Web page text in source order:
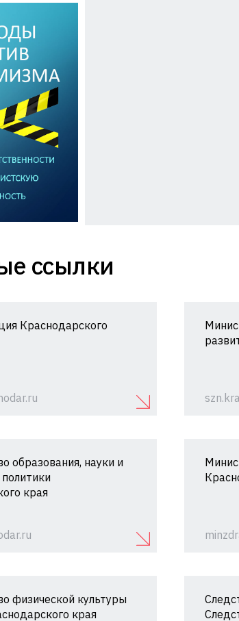
ссылки
Краснодарского
образования, науки и
края
физической культуры
края